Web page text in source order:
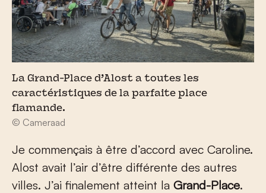
La Grand-Place d’Alost a toutes les
caractéristiques de la parfaite place
flamande.
© Cameraad
Je commençais à être d’accord avec Caroline.
Alost avait l’air d’être différente des autres
villes. J’ai finalement atteint la Grand-Place.